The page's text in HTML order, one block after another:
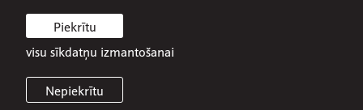
Nepiekrītu
Piekrītu
visu sīkdatņu izmantošanai